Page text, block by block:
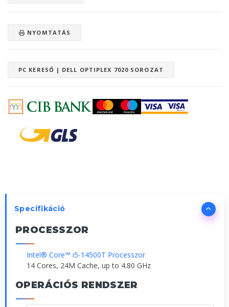
NYOMTATÁS
PC KERESŐ | DELL OPTIPLEX 7020 SOROZAT
Specifikáció
PROCESSZOR
Intel® Core™ i5-14500T Processzor
14 Cores, 24M Cache, up to 4.80 GHz
OPERÁCIÓS RENDSZER